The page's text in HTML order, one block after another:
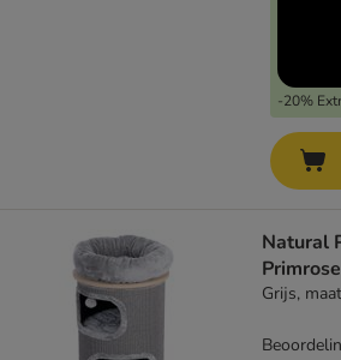
-20%
Natural
Primrose
Grijs,